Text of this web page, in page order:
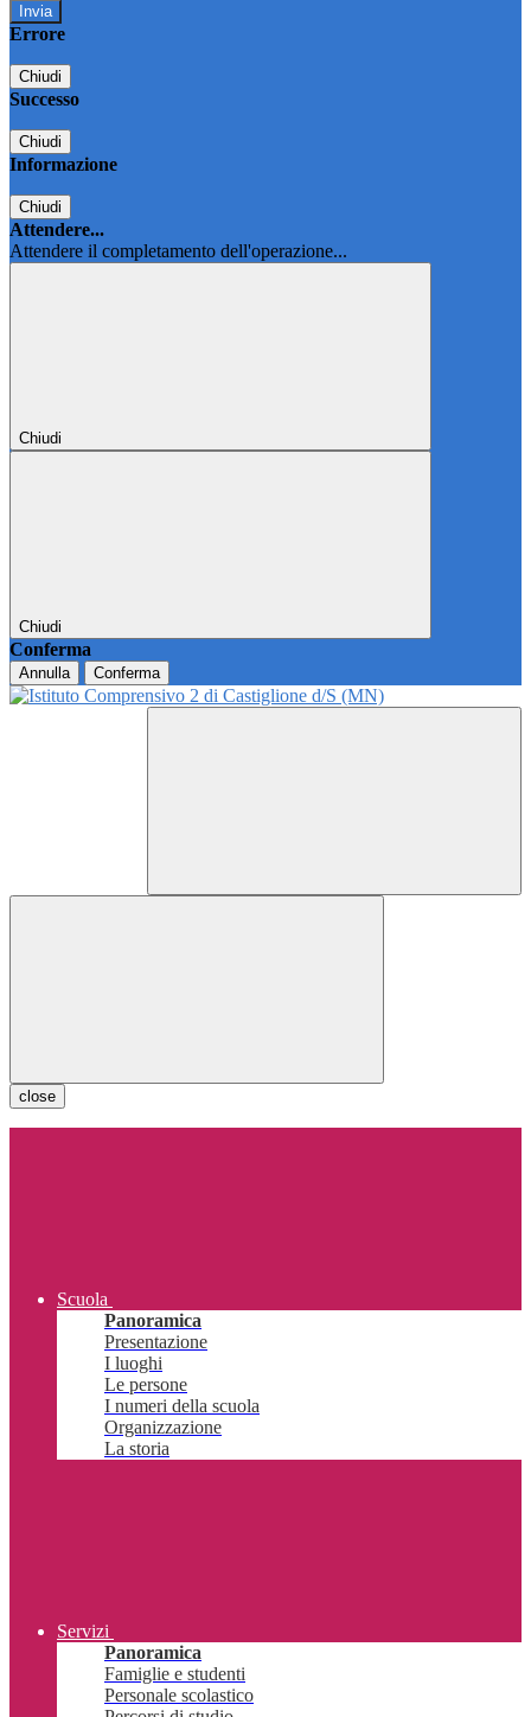
Errore
Chiudi
Successo
Chiudi
Informazione
Chiudi
Attendere...
Attendere il completamento dell'operazione...
Chiudi
Chiudi
Conferma
Annulla Conferma
close
Scuola
Panoramica
Presentazione
I luoghi
Le persone
I numeri della scuola
Organizzazione
La storia
Servizi
Panoramica
Famiglie e studenti
Personale scolastico